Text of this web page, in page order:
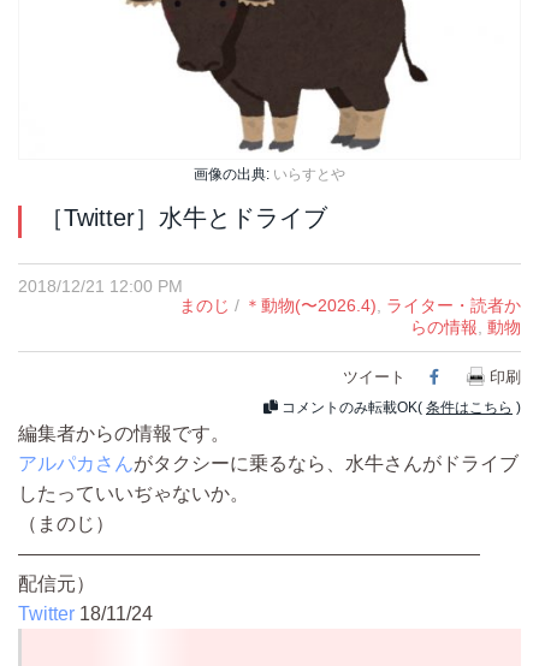
画像の出典: いらすとや
［Twitter］水牛とドライブ
2018/12/21 12:00 PM
まのじ / ＊動物(〜2026.4)
ライター・読者か
らの情報 動物
ツイート Facebook
印刷
コメントのみ転載OK( 条件はこちら )
編集者からの情報です。
アルパカさんがタクシーに乗るなら、水牛さんがドライブ
したっていいぢゃないか。
（まのじ）
————————————————————————
配信元）
Twitter 18/11/24